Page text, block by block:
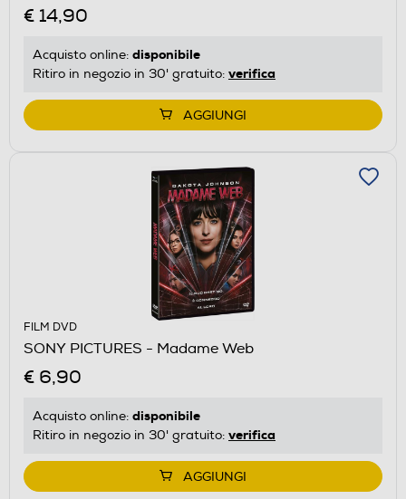
€ 14,90
Acquisto online: disponibile
Ritiro in negozio in 30' gratuito: verifica
AGGIUNGI
FILM DVD
SONY PICTURES - Madame Web
€ 6,90
Acquisto online: disponibile
Ritiro in negozio in 30' gratuito: verifica
AGGIUNGI